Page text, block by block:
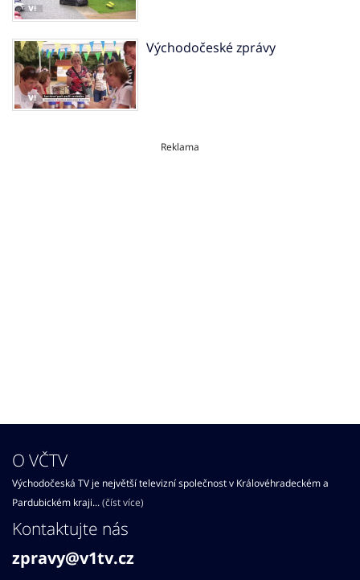
Východočeské zprávy
Reklama
O VČTV
Východočeská TV je největší televizní společnost v Královéhradeckém a
Pardubickém kraji...(číst více)
Kontaktujte nás
zpravy@v1tv.cz